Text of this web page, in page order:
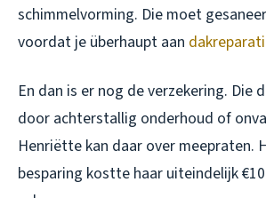
schimmelvorming. Die moet
voordat je überhaupt aan
En dan is er nog de verzekering. Die
door achterstallig onderhoud of
Henriëtte kan daar over meepraten.
besparing kostte haar uiteindelijk